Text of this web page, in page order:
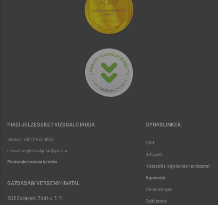
PIACI JELZÉSEKET VIZSGÁLÓ IRODA
telefon: +36 (1) 472-8851
e-mail: ugyfelszolgalat@gvh.hu
Minőségbiztosítási kérdőív
GAZDASÁGI VERSENYHIVATAL
1026 Budapest, Riadó u. 5-11.
GYORSLINKEK
GVH
Árfigyelő
Visszaélés-bejelentési rendszerek
Kapcsolat
Hirdetmények
Sajtószoba